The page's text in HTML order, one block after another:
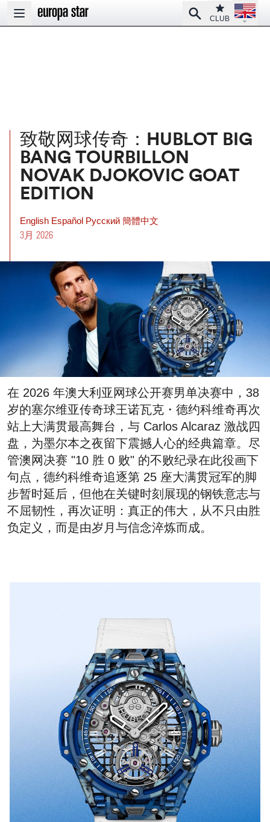
Open main menu
SearchClub
CLUB
Open
致敬网球传奇：HUBLOT BIG
BANG TOURBILLON
NOVAK DJOKOVIC GOAT
EDITION
English Español Pусский 簡體中文
3月 2026
在 2026 年澳大利亚网球公开赛男单决赛中，38
岁的塞尔维亚传奇球王诺瓦克・德约科维奇再次
站上大满贯最高舞台，与 Carlos Alcaraz 激战四
盘，为墨尔本之夜留下震撼人心的经典篇章。尽
管澳网决赛 "10 胜 0 败" 的不败纪录在此役画下
句点，德约科维奇追逐第 25 座大满贯冠军的脚
步暂时延后，但他在关键时刻展现的钢铁意志与
不屈韧性，再次证明：真正的伟大，从不只由胜
负定义，而是由岁月与信念淬炼而成。